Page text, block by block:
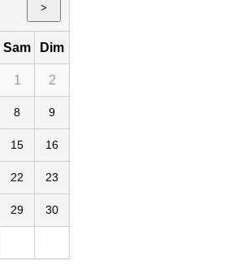
>
Sam Dim
1 2
8 9
15 16
22 23
29 30